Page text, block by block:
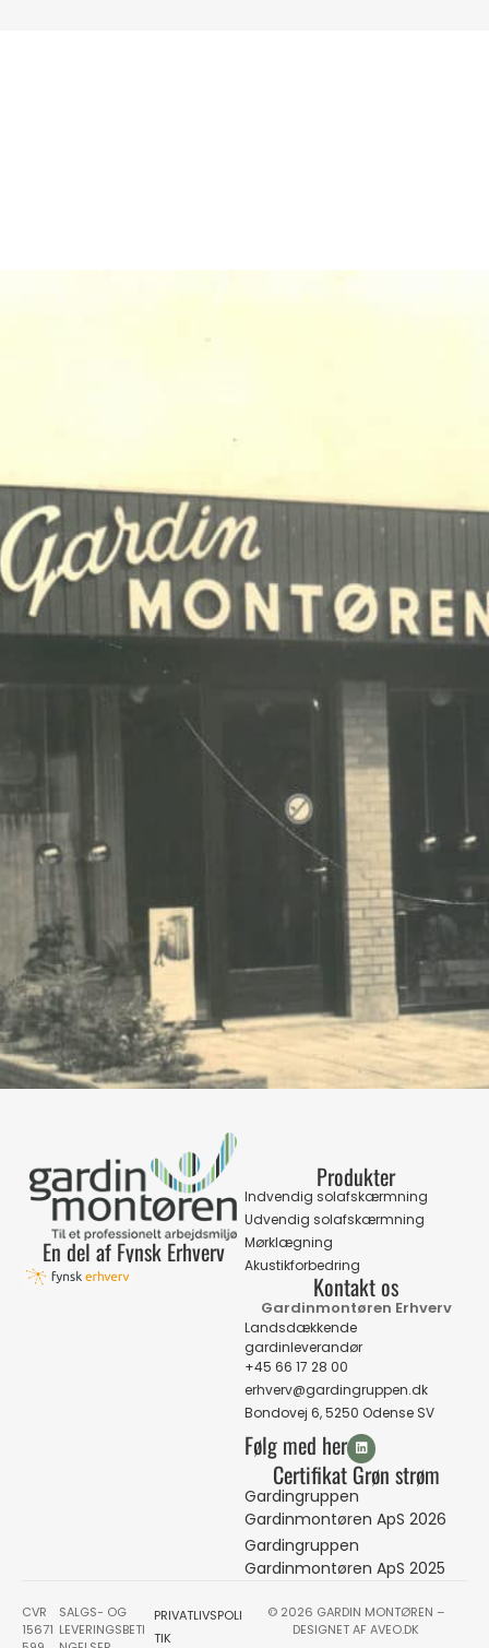
En del af Fynsk Erhverv
Produkter
Indvendig solafskærmning
Udvendig solafskærmning
Mørklægning
Akustikforbedring
Kontakt os
Gardinmontøren Erhverv
Landsdækkende
gardinleverandør
+45 66 17 28 00
erhverv@gardingruppen.dk
Bondovej 6, 5250 Odense SV
Følg med her
Certifikat Grøn strøm
Gardingruppen
Gardinmontøren ApS 2026
Gardingruppen
Gardinmontøren ApS 2025
© 2026 GARDIN MONTØREN –
DESIGNET AFAVEO.DK
CVR
15671
SALGS- OG
LEVERINGSBETI
PRIVATLIVSPOLI
TIK